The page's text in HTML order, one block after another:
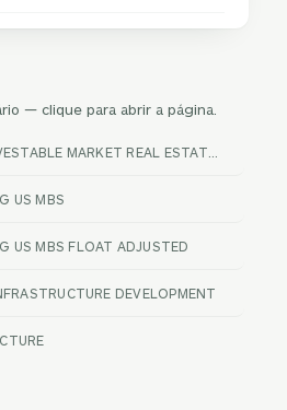
— clique para abrir a página.
US MBS
US MBS FLOAT ADJUSTED
DEVELOPMENT